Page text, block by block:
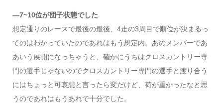
―7~10位が団子状態でした
想定通りのレースで最後の最後、4走の3周目で順位が決まるっ
てのはわかっていたのであれはもう想定内。あのメンバーであ
あいう展開になっちゃうと、確かにうちはクロスカントリー専
門の選手じゃないのでクロスカントリー専門の選手と渡り合う
にはちょっと可哀想と言ったら変だけど、荷が重かったなと思
うのであれはもうあれで十分でした。